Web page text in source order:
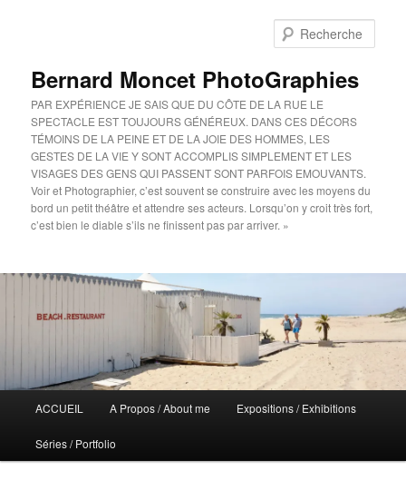
Bernard Moncet PhotoGraphies
PAR EXPÉRIENCE JE SAIS QUE DU CÔTE DE LA RUE LE
SPECTACLE EST TOUJOURS GÉNÉREUX. DANS CES DÉCORS
TÉMOINS DE LA PEINE ET DE LA JOIE DES HOMMES, LES
GESTES DE LA VIE Y SONT ACCOMPLIS SIMPLEMENT ET LES
VISAGES DES GENS QUI PASSENT SONT PARFOIS EMOUVANTS.
Voir et Photographier, c’est souvent se construire avec les moyens du
bord un petit théâtre et attendre ses acteurs. Lorsqu’on y croit très fort,
c’est bien le diable s’ils ne finissent pas par arriver. »
principal
ACCUEIL A Propos / About me Expositions / Exhibitions
Séries / Portfolio